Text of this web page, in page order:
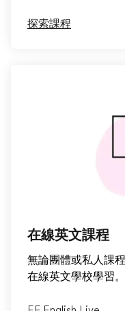
探索課程
在線英文課程
無論團體或私人課
在線英文學校學習。